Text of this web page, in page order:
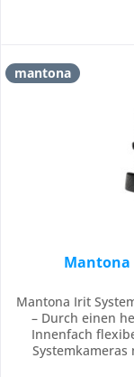
mantona
Mantona
Mantona Irit
– Durch einen
Innenfach